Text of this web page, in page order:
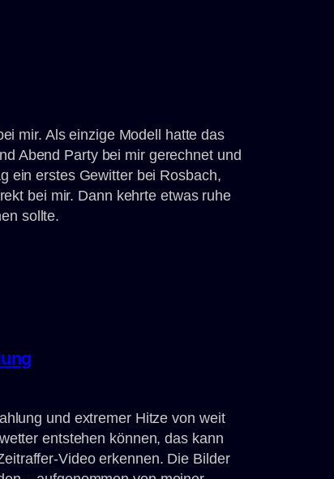
mir. Als einzige Modell hatte das
Abend Party bei mir gerechnet und
ein erstes Gewitter bei Rosbach,
bei mir. Dann kehrte etwas ruhe
sollte.
und extremer Hitze von weit
entstehen können, das kann
Video erkennen. Die Bilder